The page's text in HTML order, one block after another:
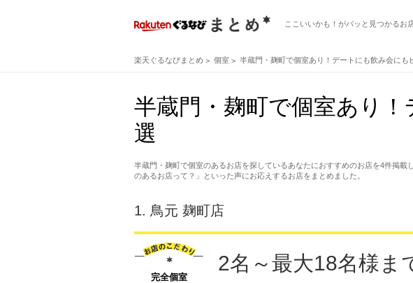
ここいいかも！がパッと見つかるお
楽天ぐるなびまとめ 個室 半蔵門・麹町で個室あり！デートにも飲み会にも
半蔵門・麹町で個室あり
選
半蔵門・麹町で個室のあるお店を探しているあなたにおすすめのお店を4件掲
のあるお店って？」といった声にお応えするお店をまとめました。
1. 鳥元 麹町店
完全個室
2名～最大18名様ま